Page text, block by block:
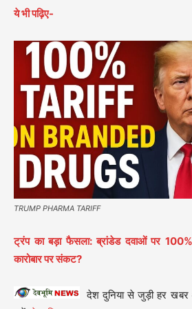
ये भी पढ़िए-
TRUMP PHARMA TARIFF
ट्रंप का बड़ा फैसला: ब्रांडेड दवाओं पर 100%
कारोबार पर संकट?
देश दुनिया से जुड़ी हर